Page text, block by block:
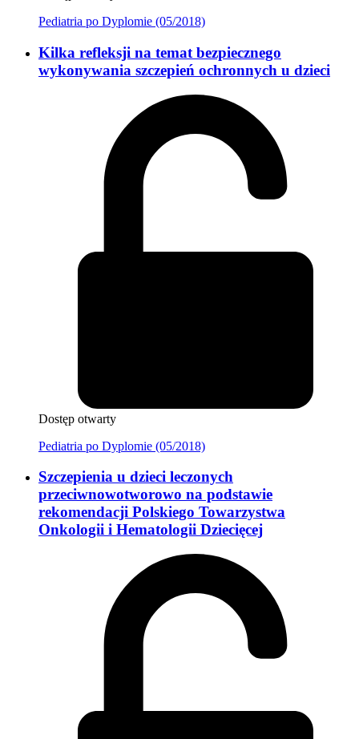
Pediatria po Dyplomie (05/2018)
Kilka refleksji na temat bezpiecznego
wykonywania szczepień ochronnych u dzieci
Dostęp otwarty
Pediatria po Dyplomie (05/2018)
Szczepienia u dzieci leczonych
przeciwnowotworowo na podstawie
rekomendacji Polskiego Towarzystwa
Onkologii i Hematologii Dziecięcej